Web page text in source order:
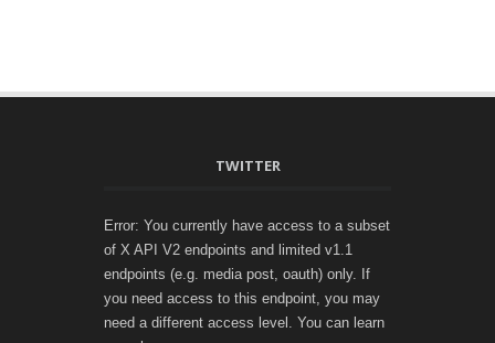
TWITTER
Error: You currently have access to a subset
of X API V2 endpoints and limited v1.1
endpoints (e.g. media post, oauth) only. If
you need access to this endpoint, you may
need a different access level. You can learn